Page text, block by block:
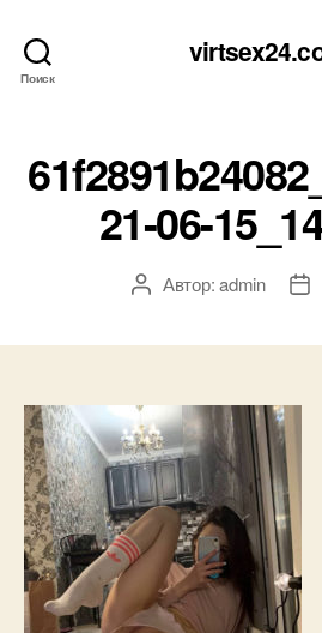
Поиск
21-06-
АвторАвтор:admin